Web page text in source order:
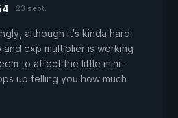
23 sept.
although it's kinda hard
exp multiplier is working
to affect the little mini-
up telling you how much